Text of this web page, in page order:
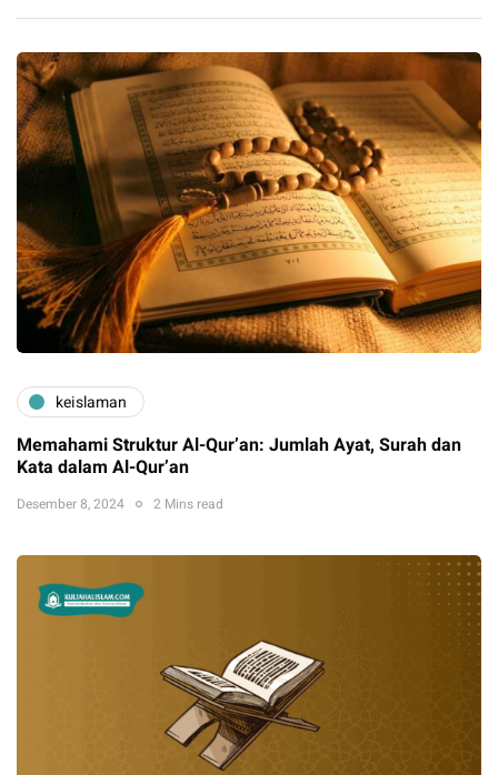
keislaman
Memahami Struktur Al-Qur’an: Jumlah Ayat, Surah dan
Kata dalam Al-Qur’an
Desember 8, 2024 2 Mins read